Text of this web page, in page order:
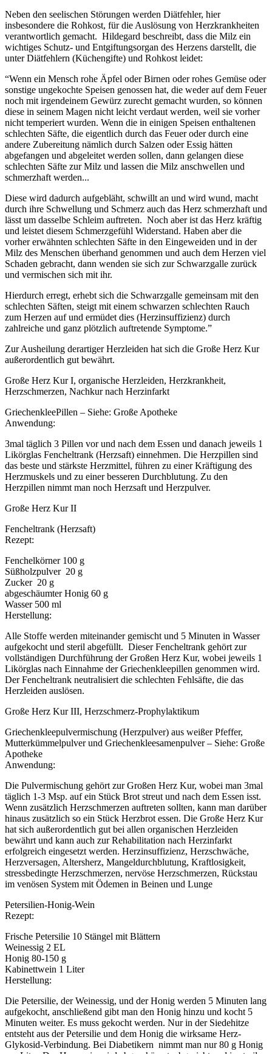
Neben den seelischen Störungen werden Diätfehler, hier
insbesondere die Rohkost, für die Auslösung von Herzkrankheiten
verantwortlich gemacht. Hildegard beschreibt, dass die Milz ein
wichtiges Schutz- und Entgiftungsorgan des Herzens darstellt, die
unter Diätfehlern (Küchengifte) und Rohkost leidet:
“Wenn ein Mensch rohe Äpfel oder Birnen oder rohes Gemüse oder
sonstige ungekochte Speisen genossen hat, die weder auf dem Feuer
noch mit irgendeinem Gewürz zurecht gemacht wurden, so können
diese in seinem Magen nicht leicht verdaut werden, weil sie vorher
nicht temperiert wurden. Wenn die in einigen Speisen enthaltenen
schlechten Säfte, die eigentlich durch das Feuer oder durch eine
andere Zubereitung nämlich durch Salzen oder Essig hätten
abgefangen und abgeleitet werden sollen, dann gelangen diese
schlechten Säfte zur Milz und lassen die Milz anschwellen und
schmerzhaft werden...
Diese wird dadurch aufgebläht, schwillt an und wird wund, macht
durch ihre Schwellung und Schmerz auch das Herz schmerzhaft und
lässt um dasselbe Schleim auftreten. Noch aber ist das Herz kräftig
und leistet diesem Schmerzgefühl Widerstand. Haben aber die
vorher erwähnten schlechten Säfte in den Eingeweiden und in der
Milz des Menschen überhand genommen und auch dem Herzen viel
Schaden gebracht, dann wenden sie sich zur Schwarzgalle zurück
und vermischen sich mit ihr.
Hierdurch erregt, erhebt sich die Schwarzgalle gemeinsam mit den
schlechten Säften, steigt mit einem schwarzen schlechten Rauch
zum Herzen auf und ermüdet dies (Herzinsuffizienz) durch
zahlreiche und ganz plötzlich auftretende Symptome.”
Zur Ausheilung derartiger Herzleiden hat sich die Große Herz Kur
außerordentlich gut bewährt.
Große Herz Kur I, organische Herzleiden, Herzkrankheit,
Herzschmerzen, Nachkur nach Herzinfarkt
GriechenkleePillen – Siehe: Große Apotheke
Anwendung:
3mal täglich 3 Pillen vor und nach dem Essen und danach jeweils 1
Likörglas Fencheltrank (Herzsaft) einnehmen. Die Herzpillen sind
das beste und stärkste Herzmittel, führen zu einer Kräftigung des
Herzmuskels und zu einer besseren Durchblutung. Zu den
Herzpillen nimmt man noch Herzsaft und Herzpulver.
Große Herz Kur II
Fencheltrank (Herzsaft)
Rezept:
Fenchelkörner 100 g
Süßholzpulver 20 g
Zucker 20 g
abgeschäumter Honig 60 g
Wasser 500 ml
Herstellung:
Alle Stoffe werden miteinander gemischt und 5 Minuten in Wasser
aufgekocht und steril abgefüllt. Dieser Fencheltrank gehört zur
vollständigen Durchführung der Großen Herz Kur, wobei jeweils 1
Likörglas nach Einnahme der Griechenkleepillen genommen wird.
Der Fencheltrank neutralisiert die schlechten Fehlsäfte, die das
Herzleiden auslösen.
Große Herz Kur III, Herzschmerz-Prophylaktikum
Griechenkleepulvermischung (Herzpulver) aus weißer Pfeffer,
Mutterkümmelpulver und Griechenkleesamenpulver – Siehe: Große
Apotheke
Anwendung:
Die Pulvermischung gehört zur Großen Herz Kur, wobei man 3mal
täglich 1-3 Msp. auf ein Stück Brot streut und nach dem Essen isst.
Wenn zusätzlich Herzschmerzen auftreten sollten, kann man darüber
hinaus zusätzlich so ein Stück Herzbrot essen. Die Große Herz Kur
hat sich außerordentlich gut bei allen organischen Herzleiden
bewährt und kann auch zur Rehabilitation nach Herzinfarkt
erfolgreich eingesetzt werden. Herzinsuffizienz, Herzschwäche,
Herzversagen, Altersherz, Mangeldurchblutung, Kraftlosigkeit,
stressbedingte Herzschmerzen, nervöse Herzschmerzen, Rückstau
im venösen System mit Ödemen in Beinen und Lunge
Petersilien-Honig-Wein
Rezept:
Frische Petersilie 10 Stängel mit Blättern
Weinessig 2 EL
Honig 80-150 g
Kabinettwein 1 Liter
Herstellung:
Die Petersilie, der Weinessig, und der Honig werden 5 Minuten lang
aufgekocht, anschließend gibt man den Honig hinzu und kocht 5
Minuten weiter. Es muss gekocht werden. Nur in der Siedehitze
entsteht aus der Petersilie und dem Honig die wirksame Herz-
Glykosid-Verbindung. Bei Diabetikern nimmt man nur 80 g Honig